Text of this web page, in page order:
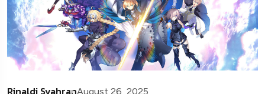
Rinaldi SyahranAugust 26, 2025